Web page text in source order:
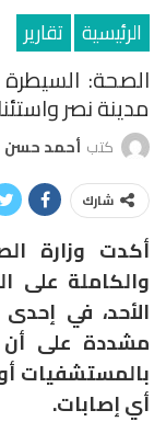
الرئيسية تقارير
الصحة:
مدينة نصر
كتب أحمد حسن
شارك
أكدت وزارة
والكاملة على
الأحد، في إحدى
مشددة على أن
بالمستشفيات
أي إصابات.